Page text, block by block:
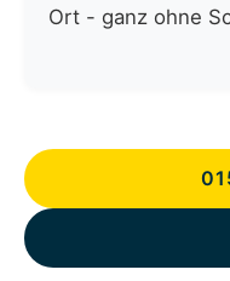
Ort - ganz ohne